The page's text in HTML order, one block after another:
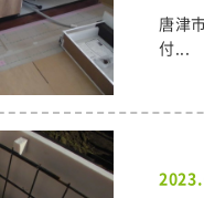
唐津
付...